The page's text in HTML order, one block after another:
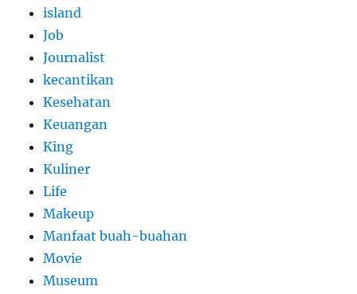
island
Job
Journalist
kecantikan
Kesehatan
Keuangan
King
Kuliner
Life
Makeup
Manfaat buah-buahan
Movie
Museum